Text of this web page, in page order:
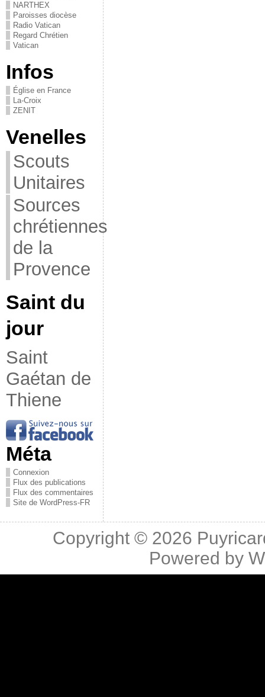
NARTHEX
Paroisses diocèse
Radio Vatican
Regard Chrétien
Vatican
Infos
Église en France
La-Croix
ZENIT
Venelles
Scouts
Unitaires
Sources
chrétiennes
de la
Provence
Saint du
jour
Saint
Gaétan de
Thiene
Méta
Connexion
Flux des publications
Flux des commentaires
Site de WordPress-FR
Copyright © 2026
Powered by